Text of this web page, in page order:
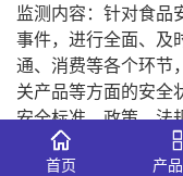
监测内容：针对食品
事件，进行全面、及
通、消费等各个环节
关产品等方面的安全
安全标准、政策、法
监测手段：利用大
首页 产